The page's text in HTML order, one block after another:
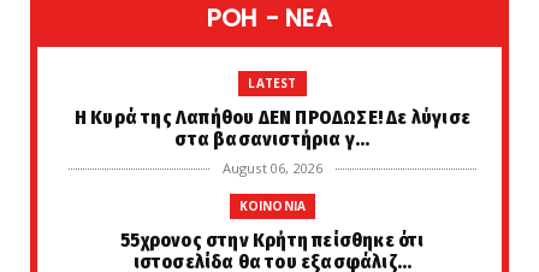
POH - NEA
LATEST
Η Κυρά της Λαπήθου ΔΕΝ ΠΡΟΔΩΣΕ! Δε λύγισε
στα βασανιστήρια γ...
August 06, 2026
KOINONIA
55χρονος στην Κρήτη πείσθηκε ότι
ιστοσελίδα θα του εξασφάλιζ...